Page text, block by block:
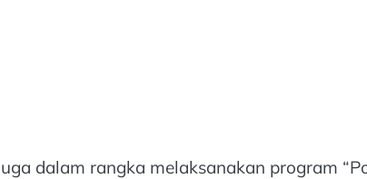
dalam rangka melaksanakan program